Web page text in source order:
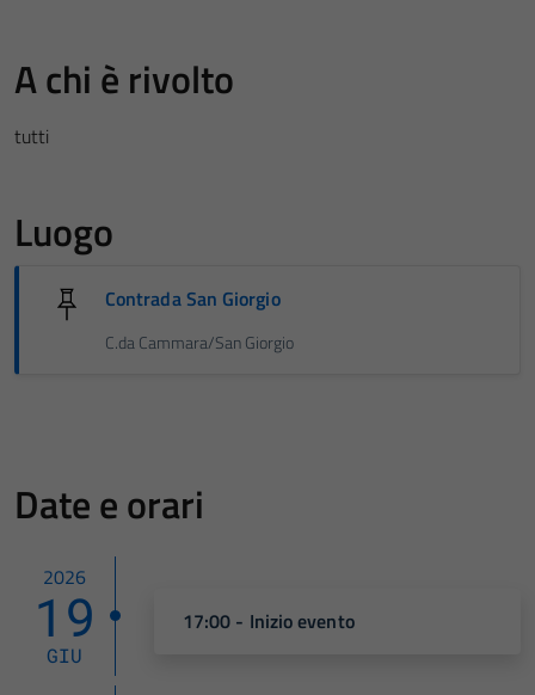
A chi è rivolto
tutti
Luogo
Contrada San Giorgio
C.da Cammara/San Giorgio
Date e orari
2026
19
GIU
17:00 - Inizio evento